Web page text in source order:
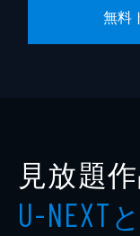
無料
見放題
U-NEXT